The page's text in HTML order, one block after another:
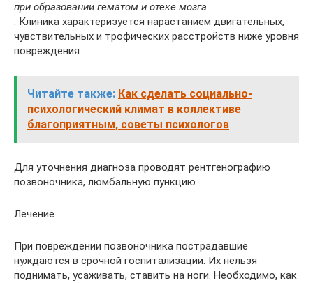
при образовании гематом и отёке мозга
. Клиника характеризуется нарастанием двигательных,
чувствительных и трофических расстройств ниже уровня
повреждения.
Читайте также: Как сделать социально-
психологический климат в коллективе
благоприятным, советы психологов
Для уточнения диагноза проводят рентгенографию
позвоночника, люмбальную пункцию.
Лечение
При повреждении позвоночника пострадавшие
нуждаются в срочной госпитализации. Их нельзя
поднимать, усаживать, ставить на ноги. Необходимо, как